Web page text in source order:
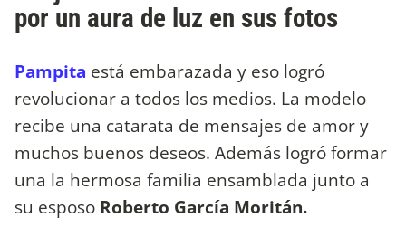
por un aura de luz en sus fotos
Pampita está embarazada y eso logró
revolucionar a todos los medios. La modelo
recibe una catarata de mensajes de amor y
muchos buenos deseos. Además logró formar
una la hermosa familia ensamblada junto a
su esposo Roberto García Moritán.